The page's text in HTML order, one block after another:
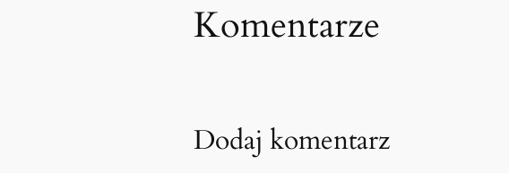
Komentarze
Dodaj komentarz